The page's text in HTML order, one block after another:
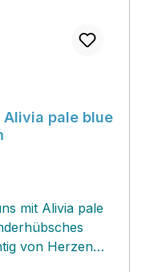
Alivia pale blue
mit Alivia pale
von Herzen